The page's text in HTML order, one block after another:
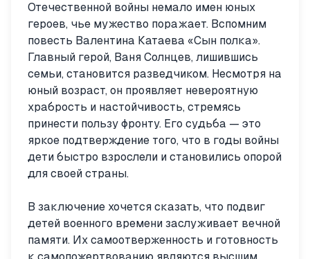
Отечественной войны немало имен юных
героев, чье мужество поражает. Вспомним
повесть Валентина Катаева «Сын полка».
Главный герой, Ваня Солнцев, лишившись
семьи, становится разведчиком. Несмотря на
юный возраст, он проявляет невероятную
храбрость и настойчивость, стремясь
принести пользу фронту. Его судьба — это
яркое подтверждение того, что в годы войны
дети быстро взрослели и становились опорой
для своей страны.
В заключение хочется сказать, что подвиг
детей военного времени заслуживает вечной
памяти. Их самоотверженность и готовность